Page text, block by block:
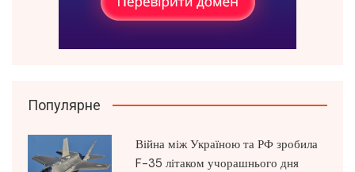
Популярне
Війна між Україною та РФ зробила
F-35 літаком учорашнього дня